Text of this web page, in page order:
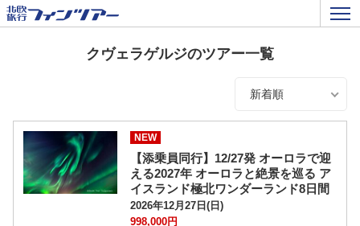
クヴェラゲルジのツアー一覧
新着順
NEW
【添乗員同行】12/27発 オーロラで迎
える2027年 オーロラと絶景を巡る ア
イスランド極北ワンダーランド8日間
2026年12月27日(日)
998,000円